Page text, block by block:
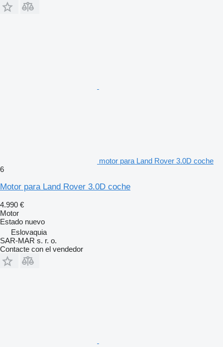
motor para Land Rover 3.0D coche
6
Motor para Land Rover 3.0D coche
4.990 €
Motor
Estado nuevo
Eslovaquia
SAR-MAR s. r. o.
Contacte con el vendedor